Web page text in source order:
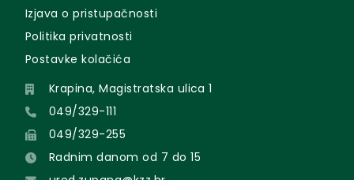
Izjava o pristupačnosti
Politika privatnosti
Postavke kolačića
Krapina, Magistratska ulica 1
049/329-111
049/329-255
Radnim danom od 7 do 15